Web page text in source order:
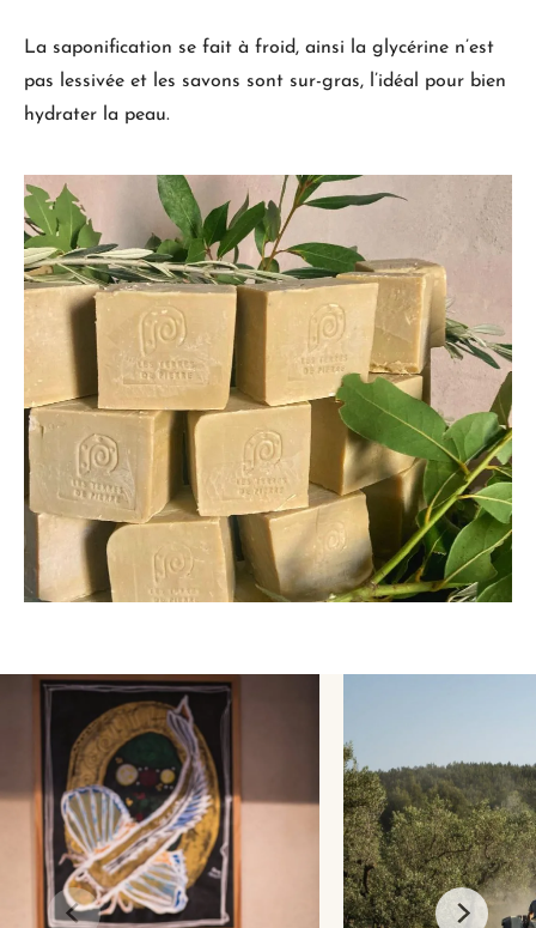
La saponification se fait à froid, ainsi la glycérine n’est
pas lessivée et les savons sont sur-gras, l’idéal pour bien
hydrater la peau.